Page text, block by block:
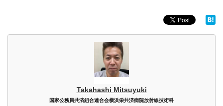
Takahashi Mitsuyuki
国家公務員共済組合連合会横浜栄共済病院放射線技術科